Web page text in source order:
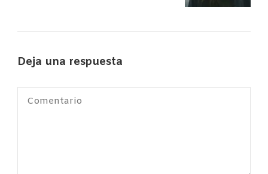
Deja una respuesta